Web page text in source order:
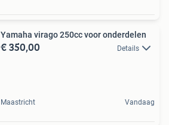
Yamaha virago 250cc voor onderdelen
€ 350,00 Details
Maastricht Vandaag